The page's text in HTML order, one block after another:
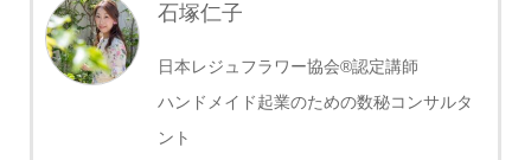
石塚仁子
日本レジュフラワー協会®認定講師
ハンドメイド起業のための数秘コンサルタ
ント